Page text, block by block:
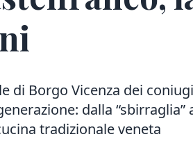
di Borgo Vicenza dei
dalla
tradizionale veneta